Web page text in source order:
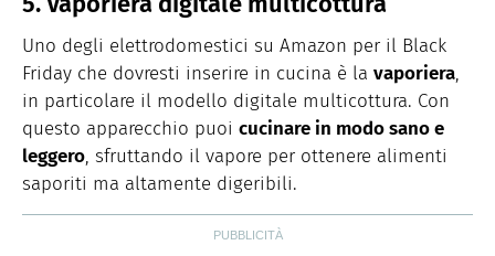
Uno degli elettrodomestici su Amazon per il Black
Friday che dovresti inserire in cucina è la vaporiera,
in particolare il modello digitale multicottura. Con
questo apparecchio puoi cucinare in modo sano e
leggero, sfruttando il vapore per ottenere alimenti
saporiti ma altamente digeribili.